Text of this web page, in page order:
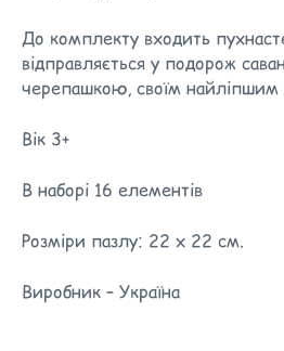
До комплекту входить
відправляється у подорож
черепашкою, своїм найліпшим
Вік 3+
В наборі 16 елементів
Розміри пазлу: 22 х 22 см.
Виробник – Україна